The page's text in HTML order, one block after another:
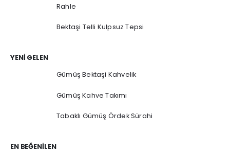
Rahle
Bektaşi Telli Kulpsuz Tepsi
YENI GELEN
Gümüş Bektaşi Kahvelik
Gümüş Kahve Takımı
Tabaklı Gümüş Ördek Sürahi
EN BEĞENILEN